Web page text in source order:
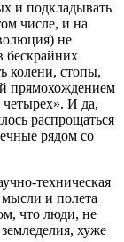
и подкладывать
числе, и на
не
бескрайних
колени, стопы,
прямохождением
четырех». И да,
распрощаться
рядом со
техническая
и полета
что люди, не
хуже